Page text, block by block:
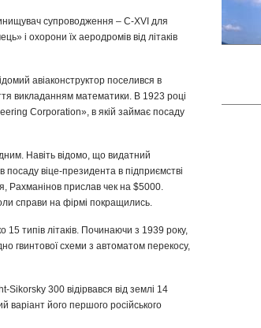
супроводження – С-XVI для
і охорони їх аеродромів від літаків
авіаконструктор поселився в
викладанням математики. В 1923 році
Corporation», в якій займає посаду
Навіть відомо, що видатний
віце-президента в підприємстві
Рахманінов прислав чек на $5000.
справи на фірмі покращились.
15 типів літаків. Починаючи з 1939 року,
гвинтової схеми з автоматом перекосу,
300 відірвався від землі 14
варіант його першого російського